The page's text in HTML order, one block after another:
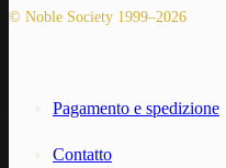
© Noble Society 1999–2026
Pagamento e spedizione
Contatto